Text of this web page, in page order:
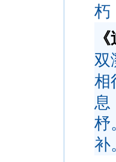
朽
双
相
息
杼
补